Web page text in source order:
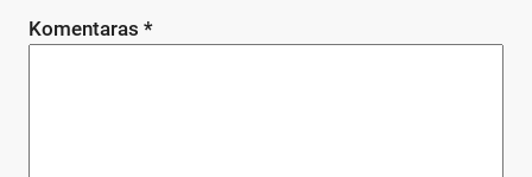
Komentaras *